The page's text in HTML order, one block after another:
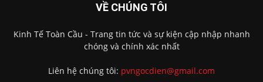
VỀ CHÚNG TÔI
Kinh Tế Toàn Cầu - Trang tin tức và sự kiện cập nhập nhanh
chóng và chính xác nhất
Liên hệ chúng tôi: pvngocdien@gmail.com